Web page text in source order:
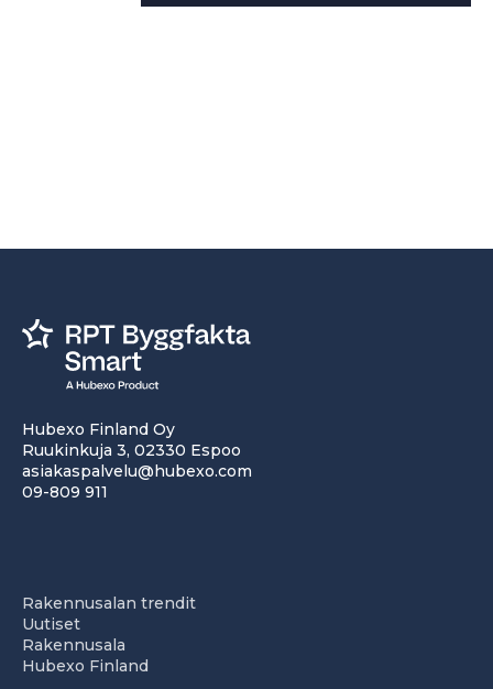
Hubexo Finland Oy
Ruukinkuja 3, 02330 Espoo
asiakaspalvelu@hubexo.com
09-809 911
Rakennusalan trendit
Uutiset
Rakennusala
Hubexo Finland